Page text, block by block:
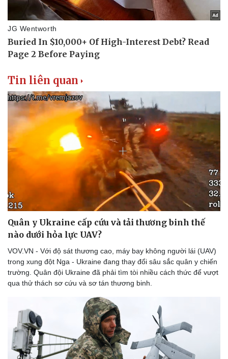
Tin liên quan
Quân y Ukraine cấp cứu và tải thương binh thế
nào dưới hỏa lực UAV?
VOV.VN - Với độ sát thương cao, máy bay không người lái (UAV)
trong xung đột Nga - Ukraine đang thay đổi sâu sắc quân y chiến
trường. Quân đội Ukraine đã phải tìm tòi nhiều cách thức để vượt
qua thử thách sơ cứu và sơ tán thương binh.